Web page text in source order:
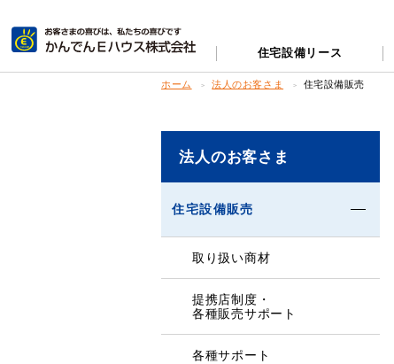
住宅設備リース
ホーム 法人のお客さま 住宅設備販売
法人のお客さま
住宅設備販売
取り扱い商材
提携店制度・
各種販売サポート
各種サポート